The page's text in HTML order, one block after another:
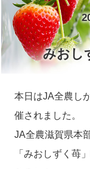
みおし
本日はJA全農し
催されました。
JA全農滋賀県本
「みおしずく苺